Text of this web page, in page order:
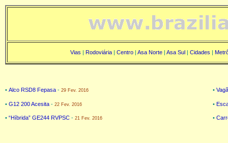
Vias | Rodoviária| Centro| Asa Norte| Asa Sul| Cidades |
• Alco RSD8 Fepasa - 29 Fev. 2016
• G12 200 Acesita - 22 Fev. 2016
• “Híbrida” GE244 RVPSC - 21 Fev. 2016
•
•
•